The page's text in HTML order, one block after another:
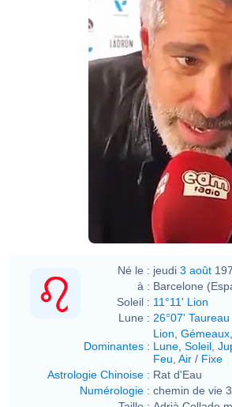
Né le : jeudi 3 août
à : Barcelone
Soleil : 11°11' Lion
Lune : 26°07' Taureau
Dominantes :
Lion Gémeaux
Lune Soleil
Feu Air / Fixe
Astrologie Chinoise : Rat d'Eau
Numérologie : chemin de vie 3